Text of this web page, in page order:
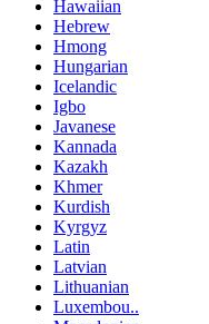
Hawaiian
Hebrew
Hmong
Hungarian
Icelandic
Igbo
Javanese
Kannada
Kazakh
Khmer
Kurdish
Kyrgyz
Latin
Latvian
Lithuanian
Luxembou..